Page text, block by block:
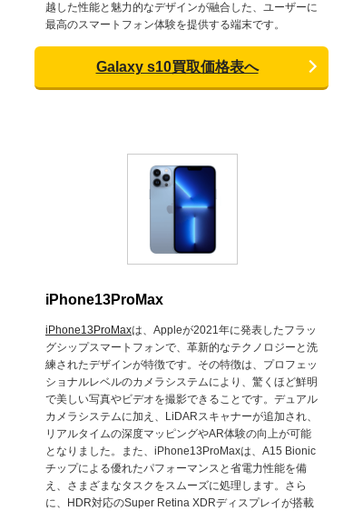
越した性能と魅力的なデザインが融合した、ユーザーに
最高のスマートフォン体験を提供する端末です。
Galaxy s10買取価格表へ
iPhone13ProMax
iPhone13ProMaxは、Appleが2021年に発表したフラッ
グシップスマートフォンで、革新的なテクノロジーと洗
練されたデザインが特徴です。その特徴は、プロフェッ
ショナルレベルのカメラシステムにより、驚くほど鮮明
で美しい写真やビデオを撮影できることです。デュアル
カメラシステムに加え、LiDARスキャナーが追加され、
リアルタイムの深度マッピングやAR体験の向上が可能
となりました。また、iPhone13ProMaxは、A15 Bionic
チップによる優れたパフォーマンスと省電力性能を備
え、さまざまなタスクをスムーズに処理します。さら
に、HDR対応のSuper Retina XDRディスプレイが搭載